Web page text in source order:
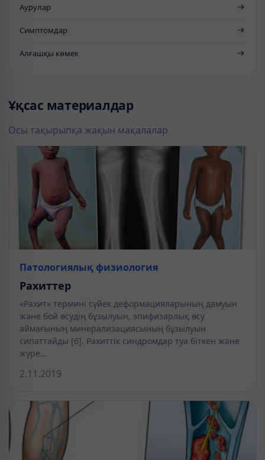
Аурулар
Симптомдар
Алғашқы көмек
Ұқсас материалдар
Осы тақырыпқа жақын мақалалар
Патологиялық физиология
Рахиттер
«Рахит» термині сүйек деформацияларының дамуын
және бой өсудің бұзылуын, эпифизарлық өсу
аймағының минерализациясының бұзылуын
сипаттайды [6]. Рахиттік синдромдар туа біткен және
жүре…
2.11.2019